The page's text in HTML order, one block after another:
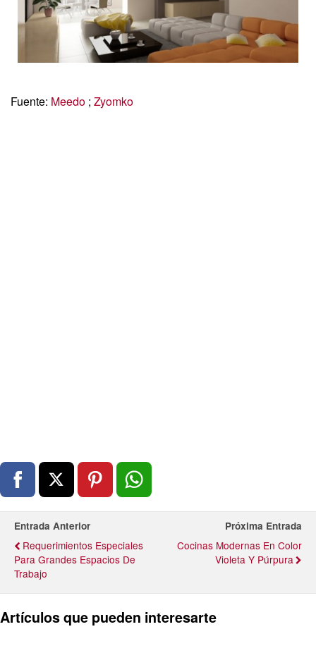
Fuente: Meedo ; Zyomko
Entrada Anterior
Requerimientos Especiales
Para Grandes Espacios De
Trabajo
Próxima Entrada
Cocinas Modernas En Color
Violeta Y Púrpura
Artículos que pueden interesarte